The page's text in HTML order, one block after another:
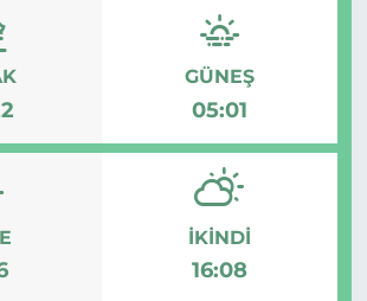
GÜNEŞ
05:01
İKINDI
16:08